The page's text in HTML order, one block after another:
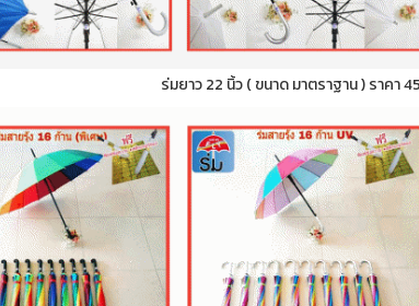
ร่มยาว 22 นิ้ว ( ขนาด มาตราฐาน ) ราคา